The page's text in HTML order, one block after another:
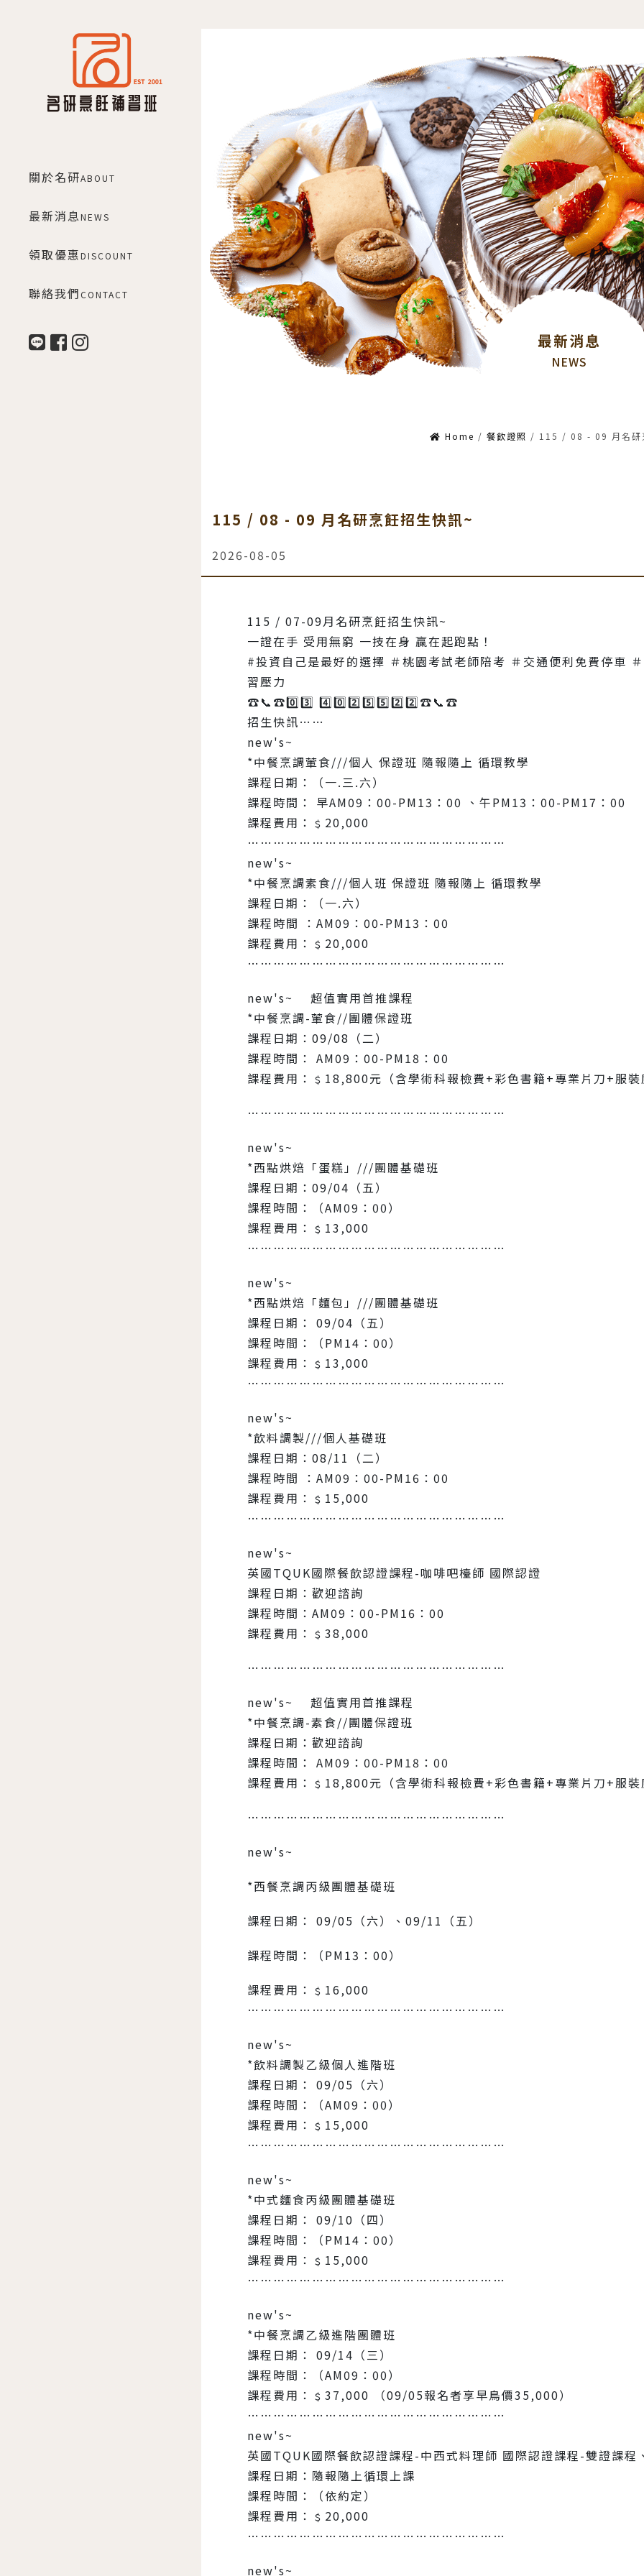
關於名研ABOUT
最新消息NEWS
領取優惠DISCOUNT
聯絡我們CONTACT
最新消息
NEWS
Home / 餐飲證照 / 115 / 08 - 09 月名研
115 / 08 - 09 月名研烹飪招生快訊~
2026-08-05
115 / 07-09月名研烹飪招生快訊~
一證在手 受用無窮 一技在身 贏在起跑點！
#投資自己是最好的選擇 ＃桃園考試老師陪考 ＃交通便利免費停車
習壓力
☎️📞☎️0️⃣3️⃣ 4️⃣0️⃣2️⃣5️⃣5️⃣2️⃣2️⃣☎️📞☎️
招生快訊……
new's~
*中餐烹調葷食///個人 保證班 隨報隨上 循環教學
課程日期：（一.三.六）
課程時間： 早AM09：00-PM13：00 、午PM13：00-PM17：00
課程費用：﹩20‚000
……………………………………………………
new's~
*中餐烹調素食///個人班 保證班 隨報隨上 循環教學
課程日期：（一.六）
課程時間 ：AM09：00-PM13：00
課程費用：﹩20‚000
……………………………………………………
new's~ 超值實用首推課程
*中餐烹調-葷食//團體保證班
課程日期：09/08（二）
課程時間： AM09：00-PM18：00
課程費用：﹩18‚800元（含學術科報檢費+彩色書籍+專業片刀+服
……………………………………………………
new's~
*西點烘焙「蛋糕」///團體基礎班
課程日期：09/04（五）
課程時間：（AM09：00）
課程費用：﹩13‚000
……………………………………………………
new's~
*西點烘焙「麵包」///團體基礎班
課程日期： 09/04（五）
課程時間：（PM14：00）
課程費用：﹩13‚000
……………………………………………………
new's~
*飲料調製///個人基礎班
課程日期：08/11（二）
課程時間 ：AM09：00-PM16：00
課程費用：﹩15‚000
……………………………………………………
new's~
英國TQUK國際餐飲認證課程-咖啡吧檯師 國際認證
課程日期：歡迎諮詢
課程時間：AM09：00-PM16：00
課程費用：﹩38‚000
……………………………………………………
new's~ 超值實用首推課程
*中餐烹調-素食//團體保證班
課程日期：歡迎諮詢
課程時間： AM09：00-PM18：00
課程費用：﹩18‚800元（含學術科報檢費+彩色書籍+專業片刀+服
……………………………………………………
new's~
*西餐烹調丙級團體基礎班
課程日期： 09/05（六）、09/11（五）
課程時間：（PM13：00）
課程費用：﹩16‚000
……………………………………………………
new's~
*飲料調製乙級個人進階班
課程日期： 09/05（六）
課程時間：（AM09：00）
課程費用：﹩15‚000
……………………………………………………
new's~
*中式麵食丙級團體基礎班
課程日期： 09/10（四）
課程時間：（PM14：00）
課程費用：﹩15‚000
……………………………………………………
new's~
*中餐烹調乙級進階團體班
課程日期： 09/14（三）
課程時間：（AM09：00）
課程費用：﹩37‚000 （09/05報名者享早鳥價35‚000）
……………………………………………………
new's~
英國TQUK國際餐飲認證課程-中西式料理師 國際認證課程-雙證課程
課程日期：隨報隨上循環上課
課程時間：（依約定）
課程費用：﹩20‚000
……………………………………………………
new's~